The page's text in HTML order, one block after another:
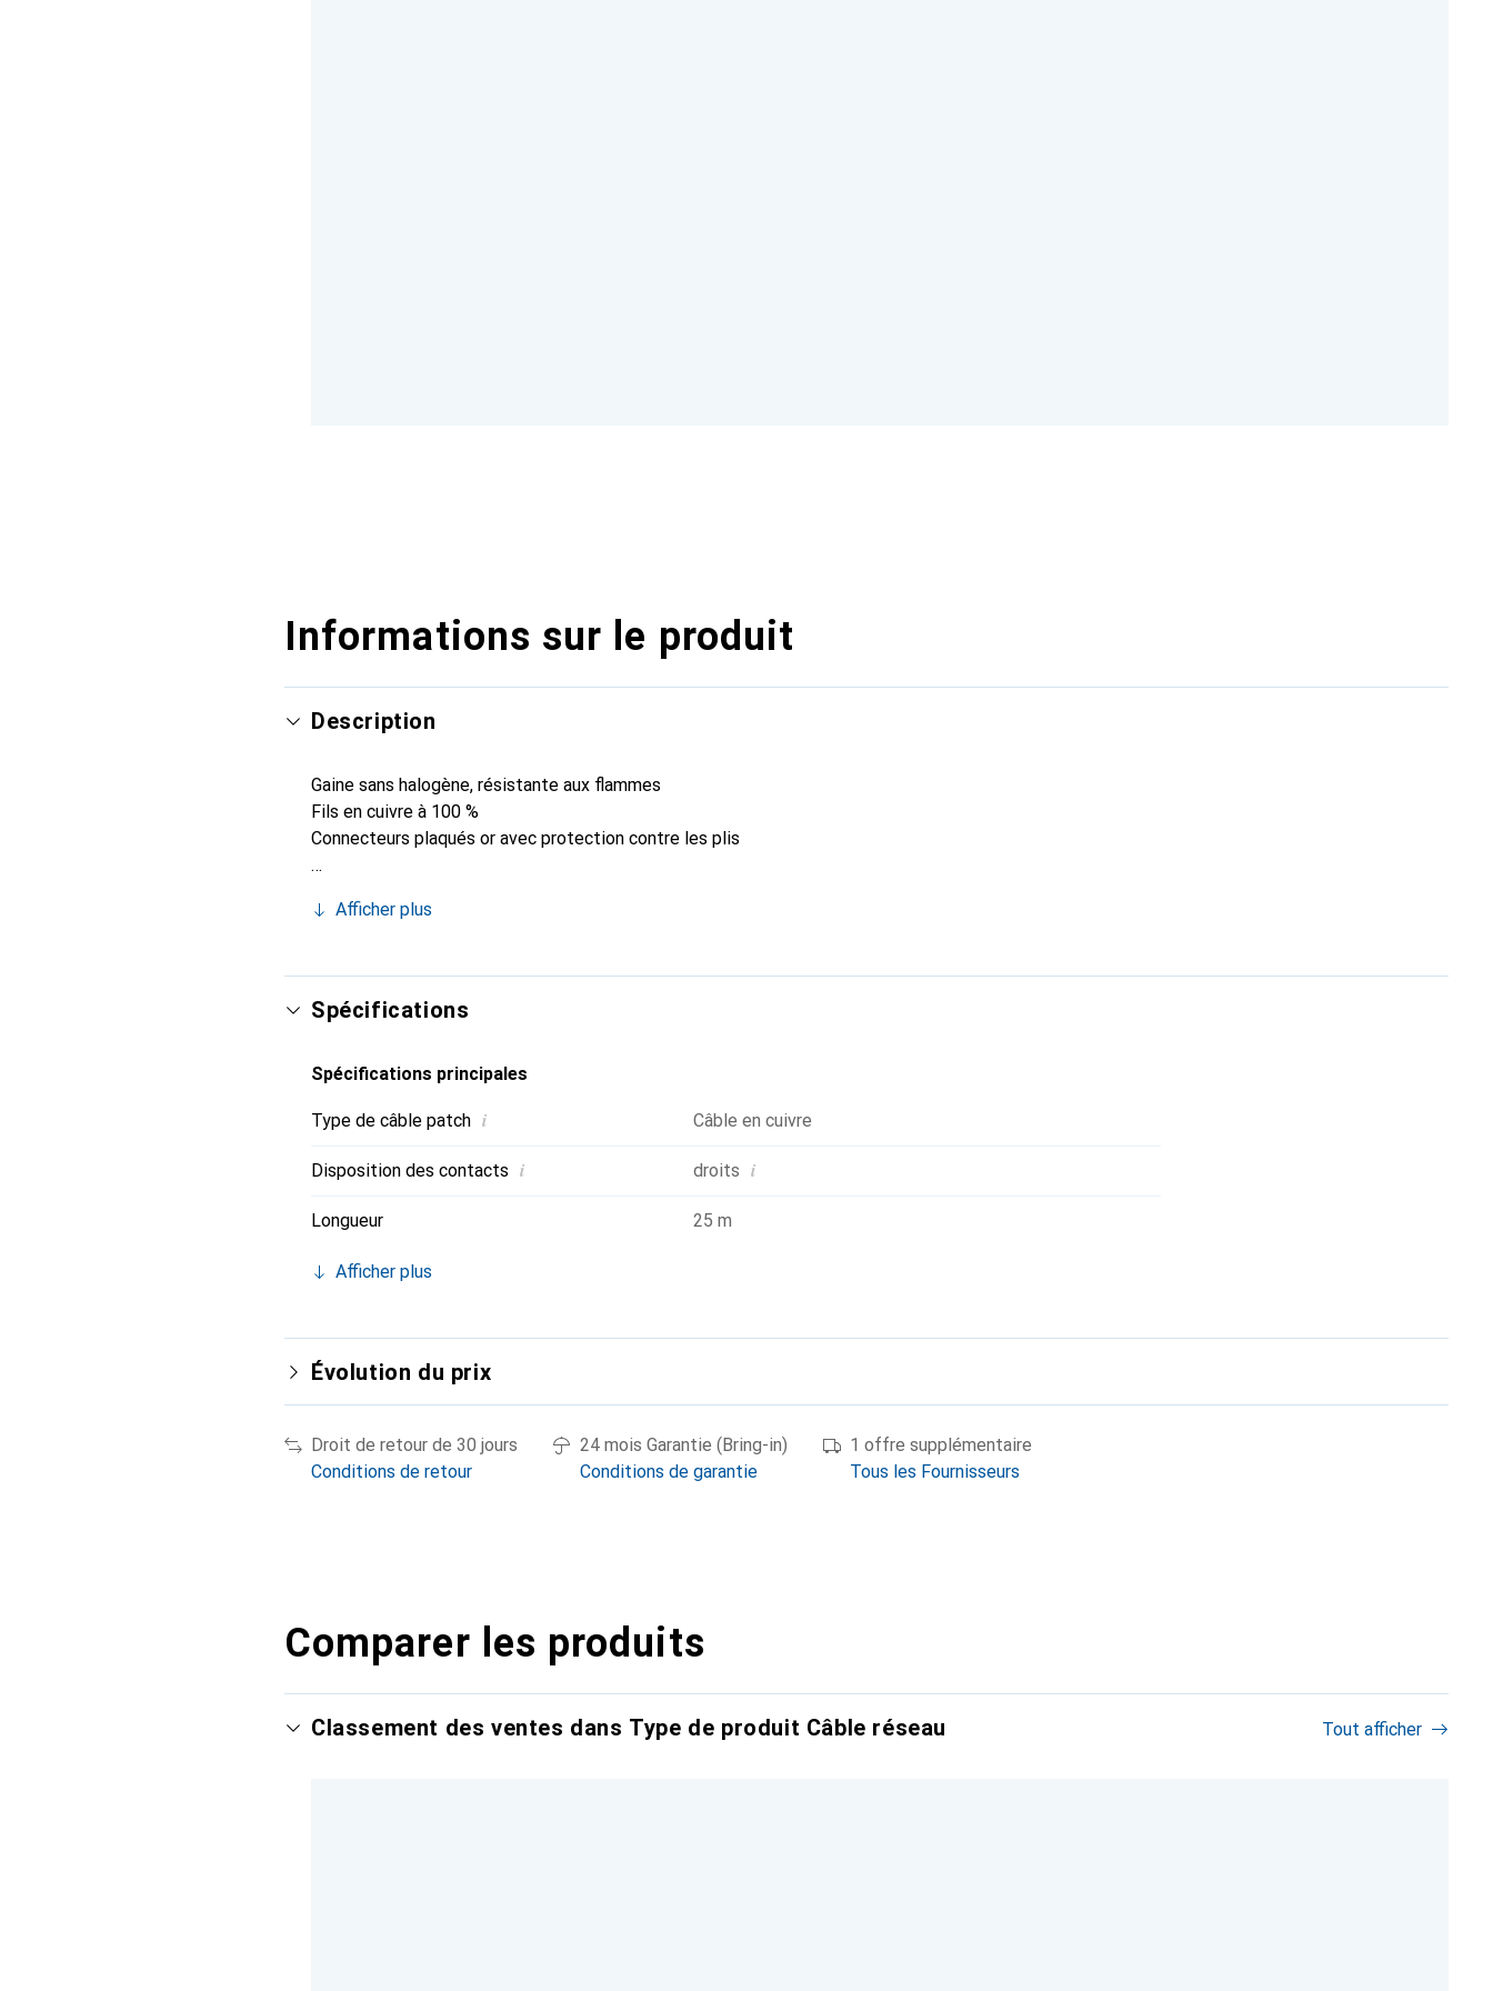
Informations sur le produit
Description
Gaine sans halogène, résistante aux flammes
Fils en cuivre à 100 %
Connecteurs plaqués or avec protection contre les plis
Afficher plus
Spécifications
Spécifications principales
Type de câble patch i Câble en cuivre
Disposition des contacts i droits i
Longueur 25 m
Afficher plus
Évolution du prix
Droit de retour de 30 jours
Conditions de retour
24 mois Garantie (Bring-in)
Conditions de garantie
1 offre supplémentaire
Tous les Fournisseurs
Comparer les produits
Classement des ventes dans Type de produit Câble réseau Tout afficher